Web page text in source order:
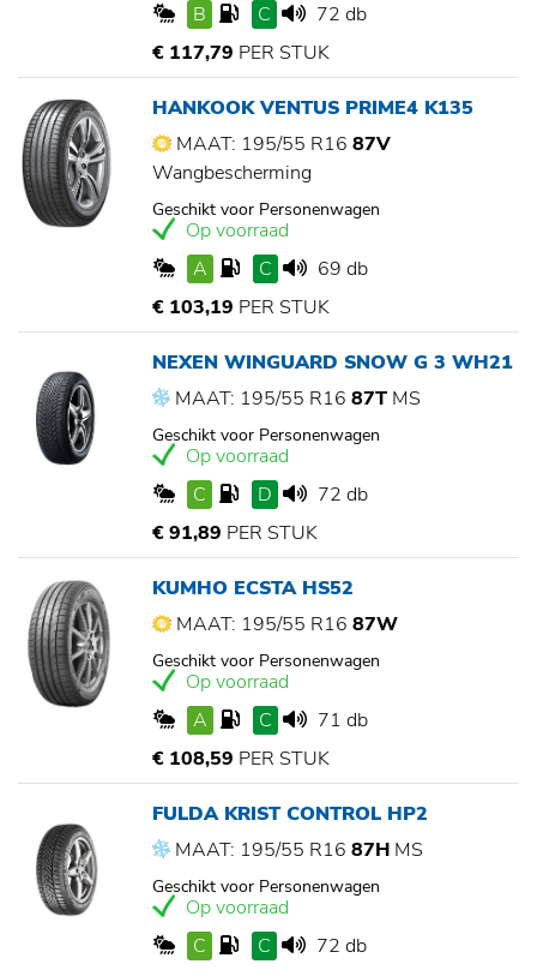
B
C
72 db
€ 117,79 PER STUK
HANKOOK VENTUS PRIME4 K135
MAAT: 195/55 R16 87V
Wangbescherming
Geschikt voor Personenwagen
Op voorraad
A
C
69 db
€ 103,19 PER STUK
NEXEN WINGUARD SNOW G 3 WH21
MAAT: 195/55 R16 87T MS
Geschikt voor Personenwagen
Op voorraad
C
D
72 db
€ 91,89 PER STUK
KUMHO ECSTA HS52
MAAT: 195/55 R16 87W
Geschikt voor Personenwagen
Op voorraad
A
C
71 db
€ 108,59 PER STUK
FULDA KRIST CONTROL HP2
MAAT: 195/55 R16 87H MS
Geschikt voor Personenwagen
Op voorraad
C
C
72 db